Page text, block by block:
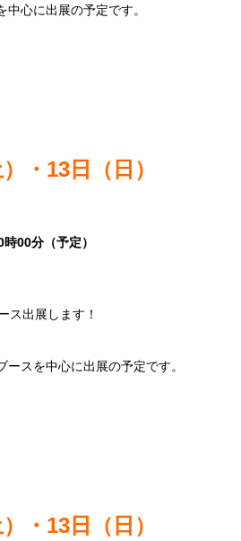
心に出展の予定です。
・13日（日）
00分（予定）
ス出展します！
スを中心に出展の予定です。
・13日（日）